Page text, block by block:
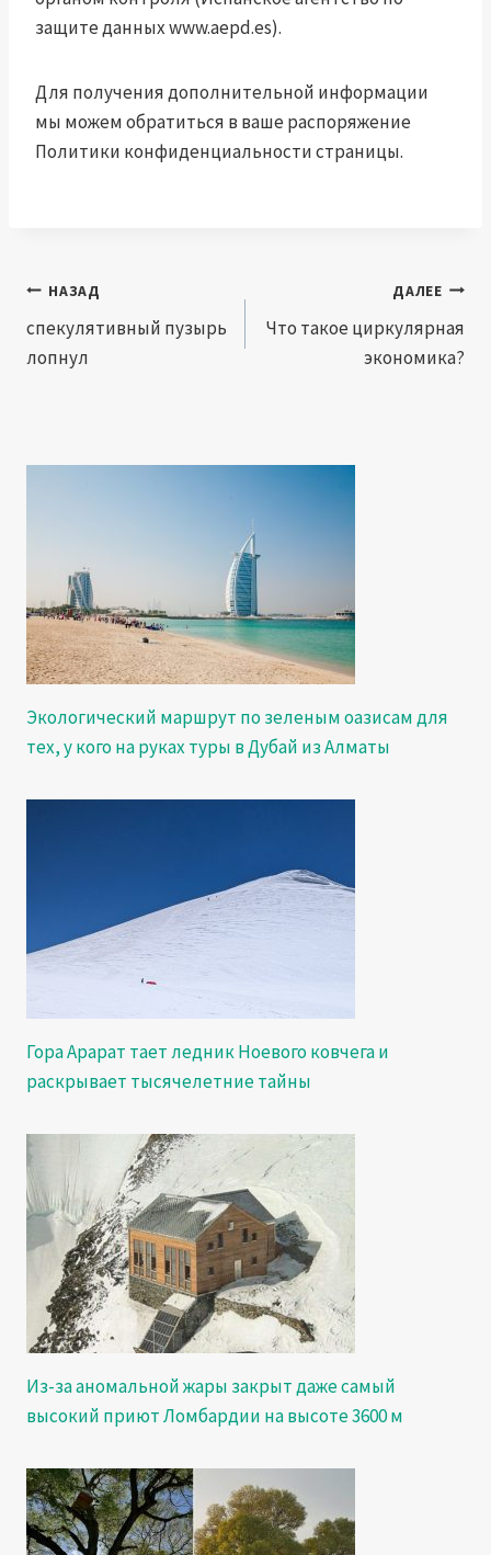
защите данных www.aepd.es).
Для получения дополнительной информации
мы можем обратиться в ваше распоряжение
Политики конфиденциальности страницы.
Навигация
по
записям
НАЗАД
спекулятивный пузырь
лопнул
ДАЛЕЕ
Что такое циркулярная
экономика?
Экологический маршрут по зеленым оазисам для
тех, у кого на руках туры в Дубай из Алматы
Гора Арарат тает ледник Ноевого ковчега и
раскрывает тысячелетние тайны
Из-за аномальной жары закрыт даже самый
высокий приют Ломбардии на высоте 3600 м